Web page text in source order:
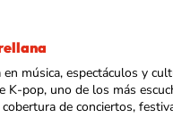
en música, espectáculos y
K-pop, uno de los más
de conciertos,